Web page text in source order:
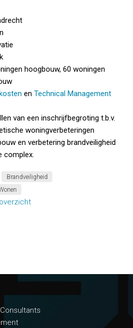
hoogbouw, 60 woningen
en Technical Management
van een inschrijfbegroting t.b.v.
woningverbeteringen
en verbetering brandveiligheid
complex.
Brandveiligheid